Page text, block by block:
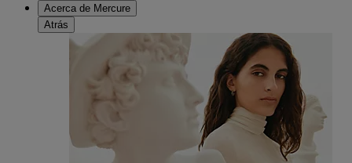
Acerca de Mercure
Atrás